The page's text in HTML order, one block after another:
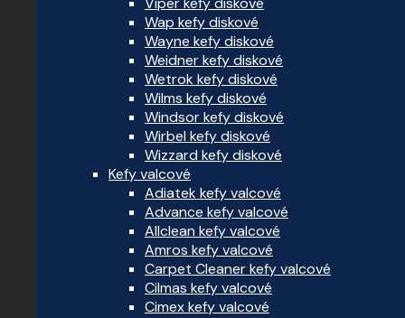
Wap kefy diskové
Wayne kefy diskové
Weidner kefy diskové
Wetrok kefy diskové
Wilms kefy diskové
Windsor kefy diskové
Wirbel kefy diskové
Wizzard kefy diskové
Kefy valcové
Adiatek kefy valcové
Advance kefy valcové
Allclean kefy valcové
Amros kefy valcové
Carpet Cleaner kefy valcové
Cilmas kefy valcové
Cimex kefy valcové